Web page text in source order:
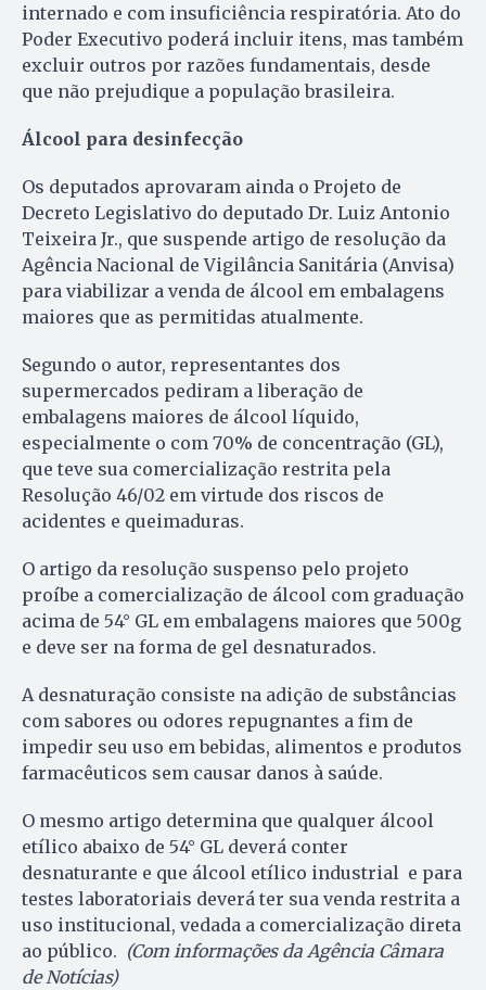
internado e com insuficiência respiratória. Ato do
Poder Executivo poderá incluir itens, mas também
excluir outros por razões fundamentais, desde
que não prejudique a população brasileira.
Álcool para desinfecção
Os deputados aprovaram ainda o Projeto de
Decreto Legislativo do deputado Dr. Luiz Antonio
Teixeira Jr., que suspende artigo de resolução da
Agência Nacional de Vigilância Sanitária (Anvisa)
para viabilizar a venda de álcool em embalagens
maiores que as permitidas atualmente.
Segundo o autor, representantes dos
supermercados pediram a liberação de
embalagens maiores de álcool líquido,
especialmente o com 70% de concentração (GL),
que teve sua comercialização restrita pela
Resolução 46/02 em virtude dos riscos de
acidentes e queimaduras.
O artigo da resolução suspenso pelo projeto
proíbe a comercialização de álcool com graduação
acima de 54° GL em embalagens maiores que 500g
e deve ser na forma de gel desnaturados.
A desnaturação consiste na adição de substâncias
com sabores ou odores repugnantes a fim de
impedir seu uso em bebidas, alimentos e produtos
farmacêuticos sem causar danos à saúde.
O mesmo artigo determina que qualquer álcool
etílico abaixo de 54° GL deverá conter
desnaturante e que álcool etílico industrial e para
testes laboratoriais deverá ter sua venda restrita a
uso institucional, vedada a comercialização direta
ao público. (Com informações da Agência Câmara
de Notícias)